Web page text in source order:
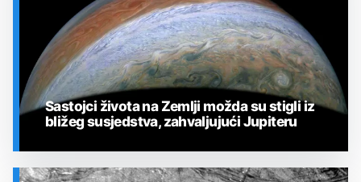
Sastojci života na Zemlji možda su stigli iz
bližeg susjedstva, zahvaljujući Jupiteru